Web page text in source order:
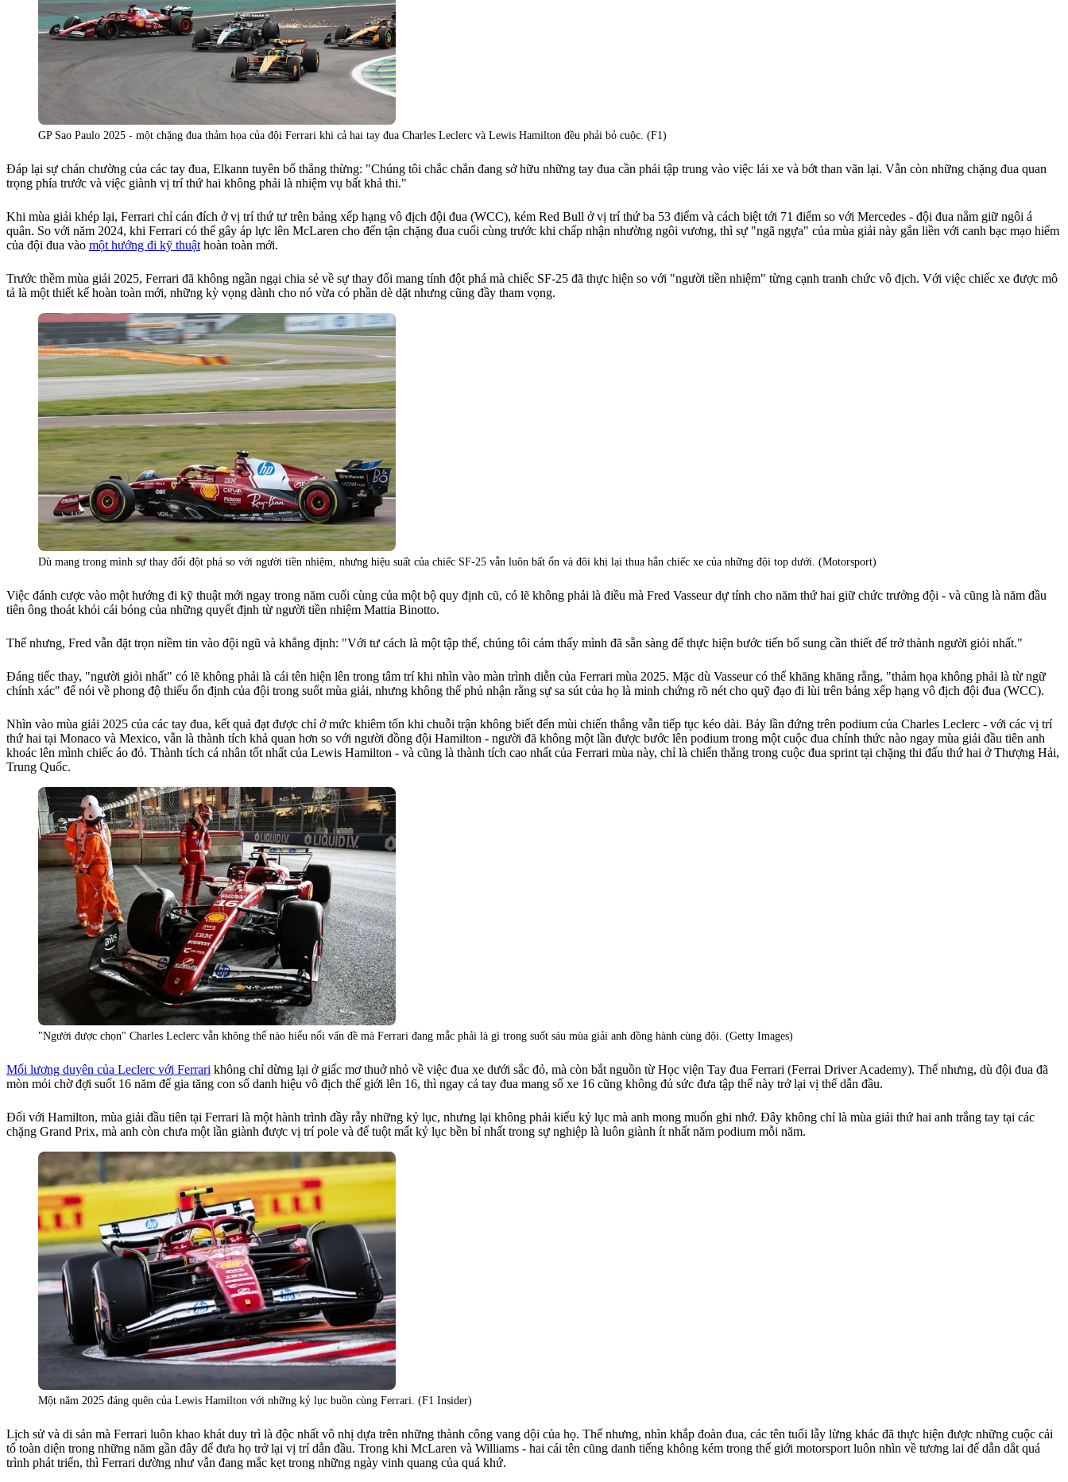
GP Sao Paulo 2025 - một chặng đua thảm họa của đội Ferrari khi cả hai tay đua Charles Leclerc và Lewis Hamilton đều phải bỏ cuộc. (F1)
Đáp lại sự chán chường của các tay đua, Elkann tuyên bố thẳng thừng: "Chúng tôi chắc chắn đang sở hữu những tay đua cần phải tập trung vào việc lái xe và bớt than vãn lại. Vẫn còn những chặng đua quan
trọng phía trước và việc giành vị trí thứ hai không phải là nhiệm vụ bất khả thi."
Khi mùa giải khép lại, Ferrari chỉ cán đích ở vị trí thứ tư trên bảng xếp hạng vô địch đội đua (WCC), kém Red Bull ở vị trí thứ ba 53 điểm và cách biệt tới 71 điểm so với Mercedes - đội đua nắm giữ ngôi á
quân. So với năm 2024, khi Ferrari có thể gây áp lực lên McLaren cho đến tận chặng đua cuối cùng trước khi chấp nhận nhường ngôi vương, thì sự "ngã ngựa" của mùa giải này gắn liền với canh bạc mạo hiểm
của đội đua vào một hướng đi kỹ thuật hoàn toàn mới.
Trước thềm mùa giải 2025, Ferrari đã không ngần ngại chia sẻ về sự thay đổi mang tính đột phá mà chiếc SF-25 đã thực hiện so với "người tiền nhiệm" từng cạnh tranh chức vô địch. Với việc chiếc xe được mô
tả là một thiết kế hoàn toàn mới, những kỳ vọng dành cho nó vừa có phần dè dặt nhưng cũng đầy tham vọng.
Dù mang trong mình sự thay đổi đột phá so với người tiền nhiệm, nhưng hiệu suất của chiếc SF-25 vẫn luôn bất ổn và đôi khi lại thua hẳn chiếc xe của những đội top dưới. (Motorsport)
Việc đánh cược vào một hướng đi kỹ thuật mới ngay trong năm cuối cùng của một bộ quy định cũ, có lẽ không phải là điều mà Fred Vasseur dự tính cho năm thứ hai giữ chức trưởng đội - và cũng là năm đầu
tiên ông thoát khỏi cái bóng của những quyết định từ người tiền nhiệm Mattia Binotto.
Thế nhưng, Fred vẫn đặt trọn niềm tin vào đội ngũ và khẳng định: "Với tư cách là một tập thể, chúng tôi cảm thấy mình đã sẵn sàng để thực hiện bước tiến bổ sung cần thiết để trở thành người giỏi nhất."
Đáng tiếc thay, "người giỏi nhất" có lẽ không phải là cái tên hiện lên trong tâm trí khi nhìn vào màn trình diễn của Ferrari mùa 2025. Mặc dù Vasseur có thể khăng khăng rằng, "thảm họa không phải là từ ngữ
chính xác" để nói về phong độ thiếu ổn định của đội trong suốt mùa giải, nhưng không thể phủ nhận rằng sự sa sút của họ là minh chứng rõ nét cho quỹ đạo đi lùi trên bảng xếp hạng vô địch đội đua (WCC).
Nhìn vào mùa giải 2025 của các tay đua, kết quả đạt được chỉ ở mức khiêm tốn khi chuỗi trận không biết đến mùi chiến thắng vẫn tiếp tục kéo dài. Bảy lần đứng trên podium của Charles Leclerc - với các vị trí
thứ hai tại Monaco và Mexico, vẫn là thành tích khả quan hơn so với người đồng đội Hamilton - người đã không một lần được bước lên podium trong một cuộc đua chính thức nào ngay mùa giải đầu tiên anh
khoác lên mình chiếc áo đỏ. Thành tích cá nhân tốt nhất của Lewis Hamilton - và cũng là thành tích cao nhất của Ferrari mùa này, chỉ là chiến thắng trong cuộc đua sprint tại chặng thi đấu thứ hai ở Thượng Hải,
Trung Quốc.
"Người được chọn" Charles Leclerc vẫn không thể nào hiểu nổi vấn đề mà Ferrari đang mắc phải là gì trong suốt sáu mùa giải anh đồng hành cùng đội. (Getty Images)
Mối lương duyên của Leclerc với Ferrari không chỉ dừng lại ở giấc mơ thuở nhỏ về việc đua xe dưới sắc đỏ, mà còn bắt nguồn từ Học viện Tay đua Ferrari (Ferrai Driver Academy). Thế nhưng, dù đội đua đã
mòn mỏi chờ đợi suốt 16 năm để gia tăng con số danh hiệu vô địch thế giới lên 16, thì ngay cả tay đua mang số xe 16 cũng không đủ sức đưa tập thể này trở lại vị thế dẫn đầu.
Đối với Hamilton, mùa giải đầu tiên tại Ferrari là một hành trình đầy rẫy những kỷ lục, nhưng lại không phải kiểu kỷ lục mà anh mong muốn ghi nhớ. Đây không chỉ là mùa giải thứ hai anh trắng tay tại các
chặng Grand Prix, mà anh còn chưa một lần giành được vị trí pole và để tuột mất kỷ lục bền bỉ nhất trong sự nghiệp là luôn giành ít nhất năm podium mỗi năm.
Một năm 2025 đáng quên của Lewis Hamilton với những kỷ lục buồn cùng Ferrari. (F1 Insider)
Lịch sử và di sản mà Ferrari luôn khao khát duy trì là độc nhất vô nhị dựa trên những thành công vang dội của họ. Thế nhưng, nhìn khắp đoàn đua, các tên tuổi lẫy lừng khác đã thực hiện được những cuộc cải
tổ toàn diện trong những năm gần đây để đưa họ trở lại vị trí dẫn đầu. Trong khi McLaren và Williams - hai cái tên cũng danh tiếng không kém trong thế giới motorsport luôn nhìn về tương lai để dẫn dắt quá
trình phát triển, thì Ferrari dường như vẫn đang mắc kẹt trong những ngày vinh quang của quá khứ.